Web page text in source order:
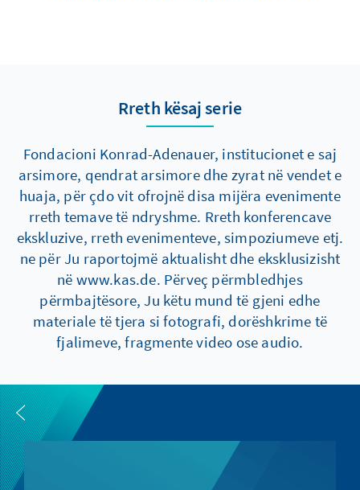
Rreth kësaj serie
Fondacioni Konrad-Adenauer, institucionet e saj
arsimore, qendrat arsimore dhe zyrat në vendet e
huaja, për çdo vit ofrojnë disa mijëra evenimente
rreth temave të ndryshme. Rreth konferencave
ekskluzive, rreth evenimenteve, simpoziumeve etj.
ne për Ju raportojmë aktualisht dhe eksklusizisht
në www.kas.de. Përveç përmbledhjes
përmbajtësore, Ju këtu mund të gjeni edhe
materiale të tjera si fotografi, dorëshkrime të
fjalimeve, fragmente video ose audio.